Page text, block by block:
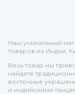
Наш уникальный
товаров из Индии,
Весь товар мы
найдете
восточные
и индийскими